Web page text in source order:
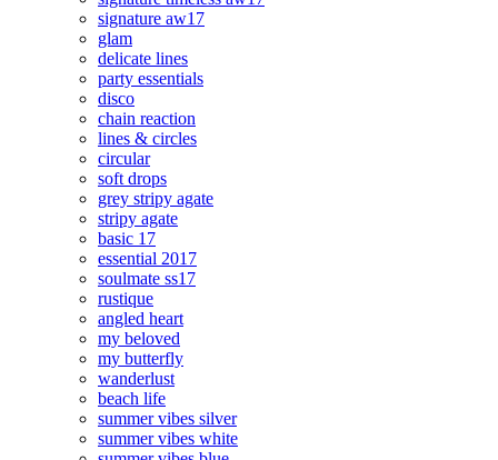
signature aw17
glam
delicate lines
party essentials
disco
chain reaction
lines & circles
circular
soft drops
grey stripy agate
stripy agate
basic 17
essential 2017
soulmate ss17
rustique
angled heart
my beloved
my butterfly
wanderlust
beach life
summer vibes silver
summer vibes white